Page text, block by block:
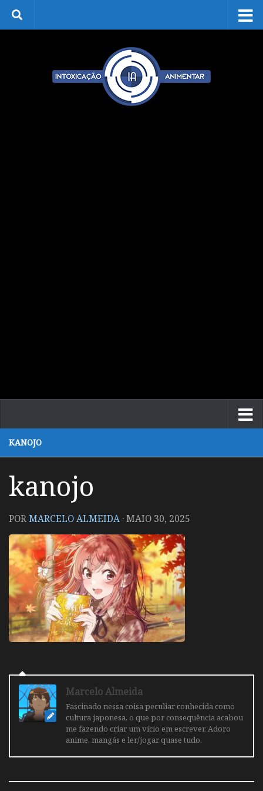
Skip to content
KANOJO
kanojo
PORMARCELO ALMEIDA ·MAIO 30, 2025
Marcelo Almeida
Fascinado nessa coisa peculiar conhecida como
cultura japonesa, o que por consequência acabou
me fazendo criar um vicio em escrever. Adoro
anime, mangás e ler/jogar quase tudo.